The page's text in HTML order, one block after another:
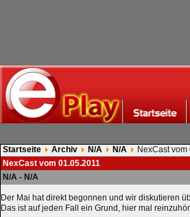
Startseite Archiv N/A N/A
NexCast vom
NexCast vom 01.05.2011
N/A - N/A
Der Mai hat direkt begonnen und wir diskutieren
Das ist auf jeden Fall ein Grund, hier mal